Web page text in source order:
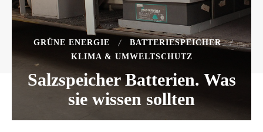
GRÜNE ENERGIE
BATTERIESPEICHER
KLIMA & UMWELTSCHUTZ
Salzspeicher Batterien. Was
sie wissen sollten